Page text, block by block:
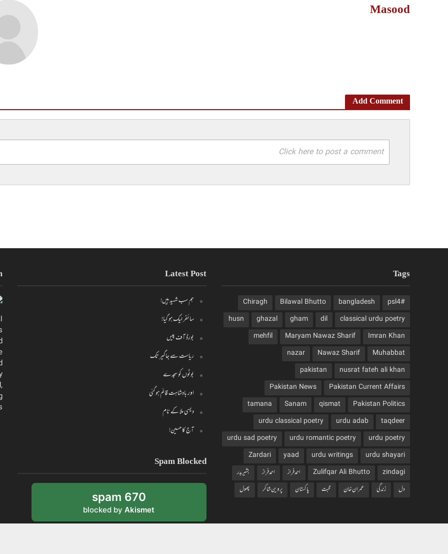
Masood
Add Comment
Click here to post a comment
Latest Post
ہم سب شہید ہیں!
سائفر لیک ہو گیا!
بورڈ آف پیس
ریاست سے جاگیر تک
بوٹوں کو سجدے
اور بادشاہت قائم ہو گئی
دیسی ملا کے نام
آج کا حسین!
Spam Blocked
670 spam
blocked byAkismet
Tags
#psl4
bangladesh
Bilawal Bhutto
Chiragh
classical urdu poetry
dil
gham
ghazal
husn
Imran Khan
Maryam Nawaz Sharif
mehfil
Muhabbat
Nawaz Sharif
nazar
nusrat fateh ali khan
pakistan
Pakistan Current Affairs
Pakistan News
Pakistan Politics
qismat
Sanam
tamana
taqdeer
urdu adab
urdu classical poetry
urdu poetry
urdu romantic poetry
urdu sad poetry
urdu shayari
urdu writings
yaad
Zardari
zindagi
Zulifqar Ali Bhutto احمد فراز احمدفراز
بشیربدر
دل
زندگی عمران خان محبت پاکستان پروین شاکر پھول